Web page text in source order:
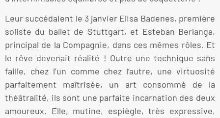
Leur succédaient le 3 janvier Elisa Badenes, première
soliste du ballet de Stuttgart, et Esteban Berlanga,
principal de la Compagnie, dans ces mêmes rôles. Et
le rêve devenait réalité ! Outre une technique sans
faille, chez l’un comme chez l’autre, une virtuosité
parfaitement maîtrisée, un art consommé de la
théâtralité, ils sont une parfaite incarnation des deux
amoureux. Elle, mutine, espiègle, très expressive,